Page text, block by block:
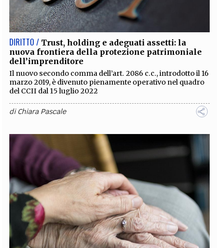
EXTRA
CODICI RUBRICHE LIBRI
SOCIAL MEDIA
DIRITTO / Trust, holding e adeguati assetti: la
nuova frontiera della protezione patrimoniale
dell’imprenditore
Il nuovo secondo comma dell’art. 2086 c.c., introdotto il 16
marzo 2019, è divenuto pienamente operativo nel quadro
del CCII dal 15 luglio 2022
diChiara Pascale